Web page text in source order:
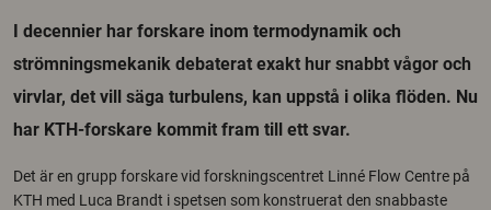
I decennier har forskare inom termodynamik och
strömningsmekanik debaterat exakt hur snabbt vågor och
virvlar, det vill säga turbulens, kan uppstå i olika flöden. Nu
har KTH-forskare kommit fram till ett svar.
Det är en grupp forskare vid forskningscentret Linné Flow Centre på
KTH med Luca Brandt i spetsen som konstruerat den snabbaste